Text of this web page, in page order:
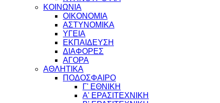
ΚΟΙΝΩΝΙΑ
ΟΙΚΟΝΟΜΙΑ
ΑΣΤΥΝΟΜΙΚΑ
ΥΓΕΙΑ
ΕΚΠΑΙΔΕΥΣΗ
ΔΙΑΦΟΡΕΣ
ΑΓΟΡΑ
ΑΘΛΗΤΙΚΑ
ΠΟΔΟΣΦΑΙΡΟ
Γ' ΕΘΝΙΚΗ
Α' ΕΡΑΣΙΤΕΧΝΙΚΗ